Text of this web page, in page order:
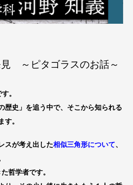
～ピタゴラスのお話～
。
歴史」を追う中で、そこから知られる
す。
スが考え出した相似三角形について、
哲学者です。